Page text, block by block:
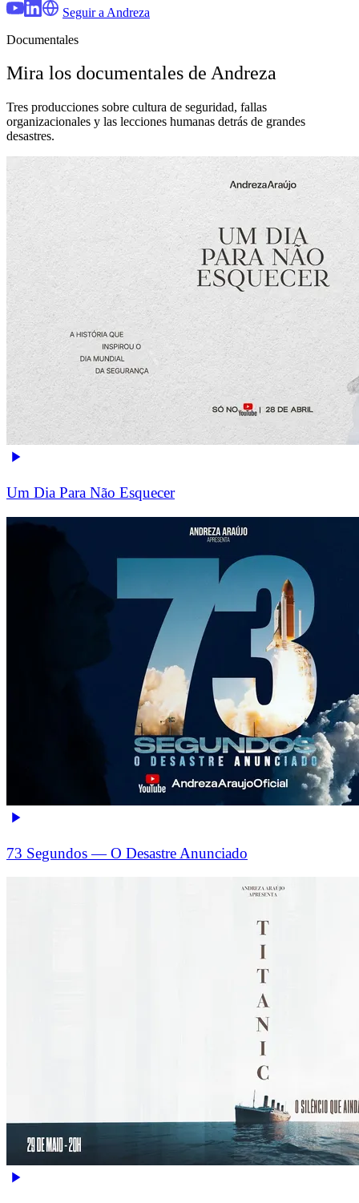
Seguir a Andreza
Documentales
Mira los documentales de Andreza
Tres producciones sobre cultura de seguridad, fallas
organizacionales y las lecciones humanas detrás de grandes
desastres.
Um Dia Para Não Esquecer
73 Segundos — O Desastre Anunciado